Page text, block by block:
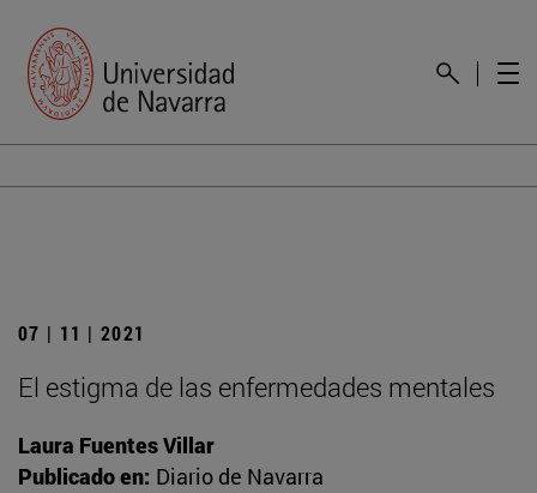
07 | 11 | 2021
El estigma de las enfermedades mentales
Laura Fuentes Villar
Publicado en: Diario de Navarra